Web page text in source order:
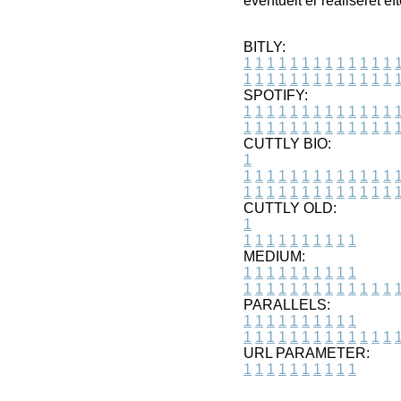
BITLY:
1 1 1 1 1 1 1 1 1 1 1 1 1 1
1 1 1 1 1 1 1 1 1 1 1 1 1 1
SPOTIFY:
1 1 1 1 1 1 1 1 1 1 1 1 1 1
1 1 1 1 1 1 1 1 1 1 1 1 1 1
CUTTLY BIO:
1
1 1 1 1 1 1 1 1 1 1 1 1 1 1
1 1 1 1 1 1 1 1 1 1 1 1 1 1
CUTTLY OLD:
1
1 1 1 1 1 1 1 1 1 1
MEDIUM:
1 1 1 1 1 1 1 1 1 1
1 1 1 1 1 1 1 1 1 1 1 1 1 1
PARALLELS:
1 1 1 1 1 1 1 1 1 1
1 1 1 1 1 1 1 1 1 1 1 1 1 1
URL PARAMETER:
1 1 1 1 1 1 1 1 1 1